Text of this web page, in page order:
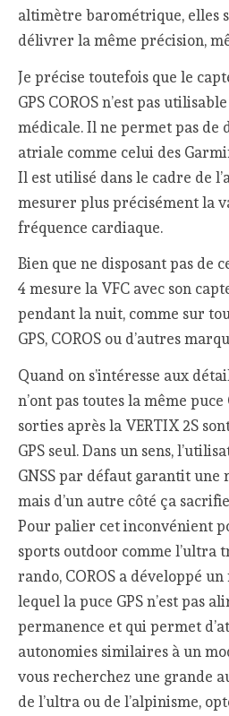
altimètre barométrique, elles
délivrer la même précision,
Je précise toutefois que le
GPS COROS n’est pas
médicale. Il ne permet pas
atriale comme celui des
Il est utilisé dans le cadre de
mesurer plus précisément la
fréquence cardiaque.
Bien que ne disposant pas de
4 mesure la VFC avec son
pendant la nuit, comme sur
GPS, COROS ou d’autres
Quand on s’intéresse aux
n’ont pas toutes la même puce
sorties après la VERTIX 2S
GPS seul. Dans un sens,
GNSS par défaut garantit une
mais d’un autre côté ça
Pour palier cet inconvénient
sports outdoor comme l’ultra
rando, COROS a développé un
lequel la puce GPS n’est pas
permanence et qui permet
autonomies similaires à un
vous recherchez une grande
de l’ultra ou de l’alpinisme,